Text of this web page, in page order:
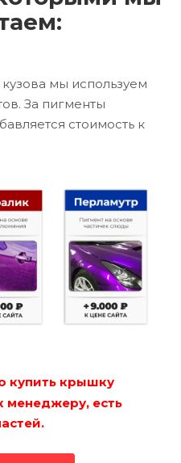
мы используем
За пигменты
стоимость к
купить крышку
менеджеру, есть